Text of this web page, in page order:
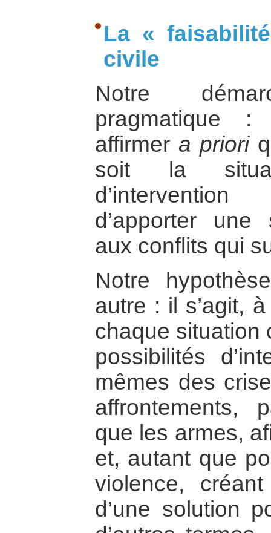
La «
civile
Notre
pragmatique
affirmer a priori
soit la
d’apporter une
aux conflits qui
Notre
autre : il s’agit,
chaque situation
possibilités
mêmes des
affrontements,
que les armes,
et, autant que
violence,
d’une solution